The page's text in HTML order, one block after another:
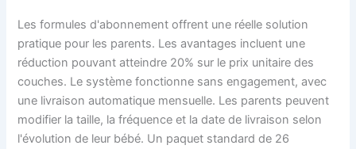
Les formules d'abonnement offrent une réelle solution
pratique pour les parents. Les avantages incluent une
réduction pouvant atteindre 20% sur le prix unitaire des
couches. Le système fonctionne sans engagement, avec
une livraison automatique mensuelle. Les parents peuvent
modifier la taille, la fréquence et la date de livraison selon
l'évolution de leur bébé. Un paquet standard de 26